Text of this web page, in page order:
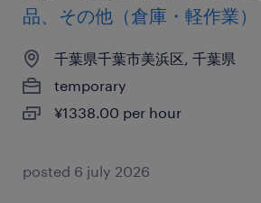
品、その他（倉庫・軽作業）
千葉県千葉市美浜区, 千葉県
temporary
¥1338.00 per hour
posted 6 july 2026